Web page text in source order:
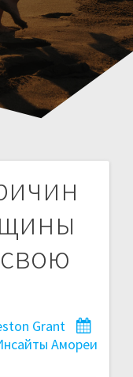
Grant
Амореи